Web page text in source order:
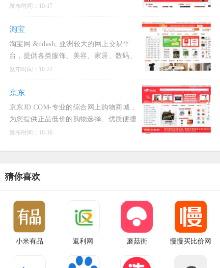
百货、海外购等品类。换新到苏宁 省钱更
换新。 正品行货
发布时间：10-17
淘宝
淘宝网 &ndash; 亚洲较大的网上交易平
台，提供各类服饰、美容、家居、数码、
话费/点卡充值&hellip; 数亿优质商品，同
易保障服务，并由商家
发布时间：10-22
京东
京东JD.COM-专业的综合网上购物商城，
为您提供正品低价的购物选择、优质便捷
的服务体验。商品来自全球数十万品牌商
发布时间：10-16
猜你喜欢
小米有品 返利网 蘑菇街 慢慢买比价网